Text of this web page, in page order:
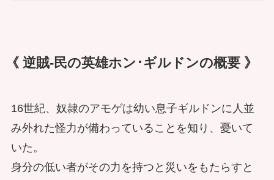
《 逆賊-民の英雄ホン･ギルドンの概要 》
16世紀、奴隷のアモゲは幼い息子ギルドンに人並
み外れた怪力が備わっていることを知り、憂いて
いた。
身分の低い者がその力を持つと災いをもたらすと